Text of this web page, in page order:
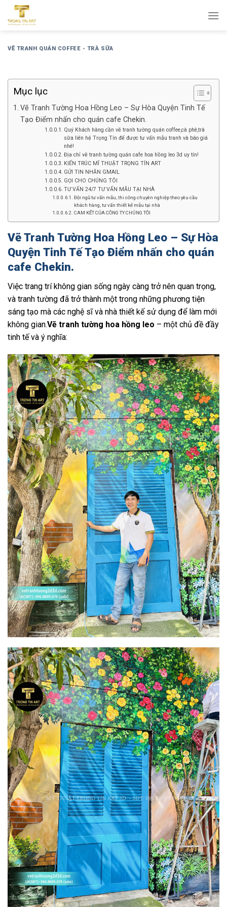
qua
dungVẼ TRANH QUÁN COFFEE - TRÀ SỮA
Mục lục
Vẽ Tranh Tường Hoa Hồng Leo – Sự Hòa Quyện Tinh Tế
Tạo Điểm nhấn cho quán cafe Chekin.
Quý Khách hàng cần vẽ tranh tường quán coffee,cà phê,trà
sữa liên hệ Trọng Tín để được tư vấn mẫu tranh và báo giá
nhé!
Địa chỉ vẽ tranh tường quán cafe hoa hồng leo 3d uy tín!
KIẾN TRÚC MĨ THUẬT TRỌNG TÍN ART
GỬI TIN NHẮN GMAIL
GỌI CHO CHÚNG TÔI
TƯ VẤN 24/7 TƯ VẤN MẪU TẠI NHÀ
Đội ngũ tư vấn mẫu, thi công chuyên nghiệp theo yêu cầu
khách hàng, tư vấn thiết kế mẫu tại nhà
CAM KẾT CỦA CÔNG TY CHÚNG TÔI
Vẽ Tranh Tường Hoa Hồng Leo – Sự Hòa
Quyện Tinh Tế Tạo Điểm nhấn cho quán
cafe Chekin.
Việc trang trí không gian sống ngày càng trở nên quan trọng,
và tranh tường đã trở thành một trong những phương tiện
sáng tạo mà các nghệ sĩ và nhà thiết kế sử dụng để làm mới
không gian.Vẽ tranh tường hoa hồng leo – một chủ đề đầy
tinh tế và ý nghĩa: